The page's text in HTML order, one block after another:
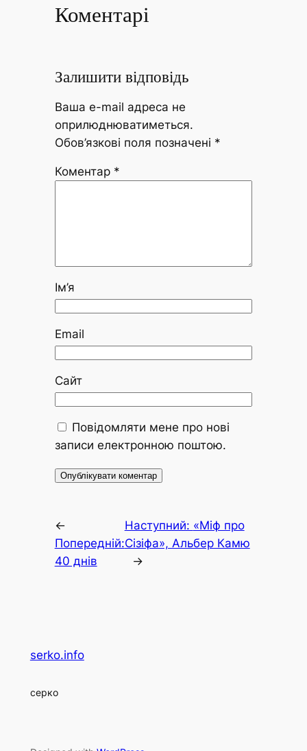
Коментарі
Залишити відповідь
Ваша e-mail адреса не
оприлюднюватиметься.
Обов’язкові поля позначені *
Коментар *
Ім’я
Email
Сайт
Повідомляти мене про нові
записи електронною поштою.
←
Попередній:
40 днів
Наступний: «Міф про
Сізіфа», Альбер Камю
→
serko.info
серко